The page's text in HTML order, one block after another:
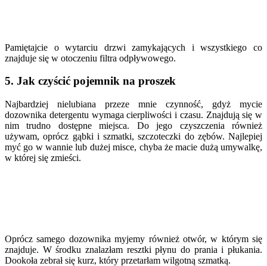
Pamiętajcie o wytarciu drzwi zamykających i wszystkiego co
znajduje się w otoczeniu filtra odpływowego.
5. Jak czyścić pojemnik na proszek
Najbardziej nielubiana przeze mnie czynność, gdyż mycie
dozownika detergentu wymaga cierpliwości i czasu. Znajdują się w
nim trudno dostępne miejsca. Do jego czyszczenia również
używam, oprócz gąbki i szmatki, szczoteczki do zębów. Najlepiej
myć go w wannie lub dużej misce, chyba że macie dużą umywalkę,
w której się zmieści.
Oprócz samego dozownika myjemy również otwór, w którym się
znajduje. W środku znalazłam resztki płynu do prania i płukania.
Dookoła zebrał się kurz, który przetarłam wilgotną szmatką.